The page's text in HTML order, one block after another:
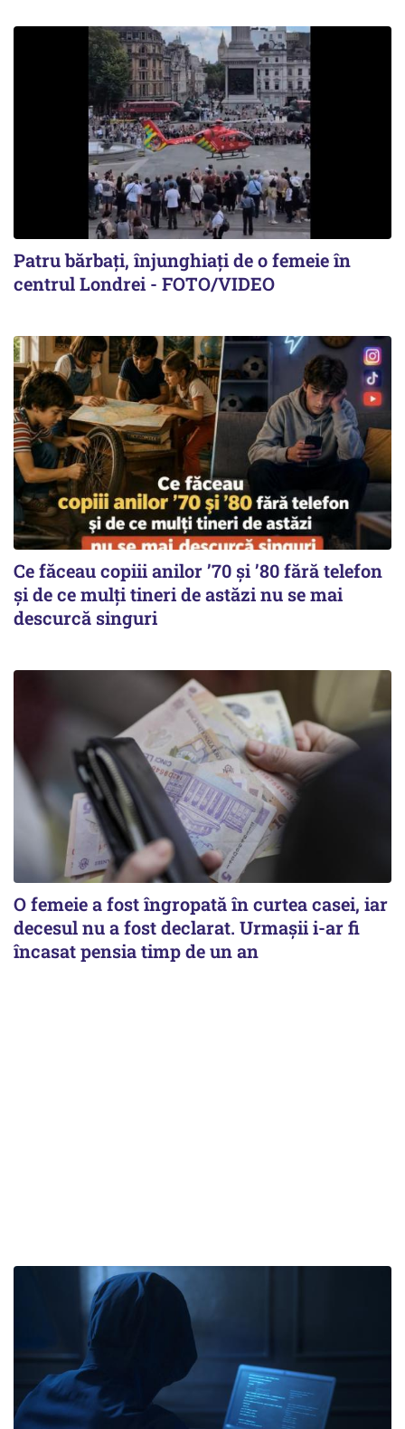
Patru bărbați, înjunghiați de o femeie în
centrul Londrei - FOTO/VIDEO
Ce făceau copiii anilor ’70 și ’80 fără telefon
și de ce mulți tineri de astăzi nu se mai
descurcă singuri
O femeie a fost îngropată în curtea casei, iar
decesul nu a fost declarat. Urmașii i-ar fi
încasat pensia timp de un an